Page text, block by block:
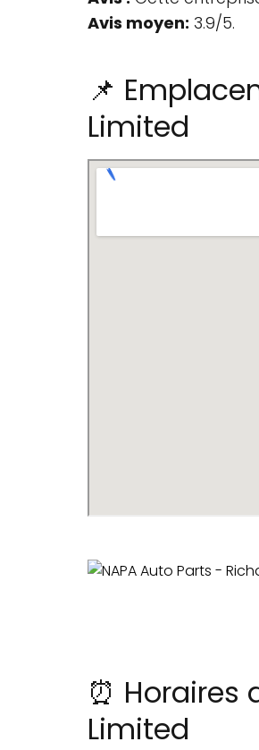
Avis moyen: 3.9/5.
📌
Limited
⏰ Horaires
Limited